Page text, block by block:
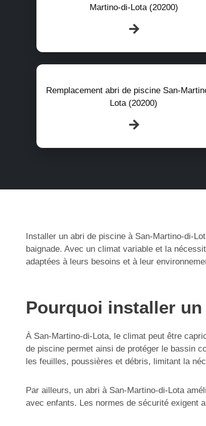
Martino-di-Lota (20200)
Remplacement abri de piscine San-
Lota (20200)
Installer un abri de piscine à San-Martino-di-
baignade. Avec un climat variable et la
adaptées à leurs besoins et à leur
Pourquoi installer
À San-Martino-di-Lota, le climat peut être
de piscine permet ainsi de protéger le bassin
les feuilles, poussières et débris, limitant la
Par ailleurs, un abri à San-Martino-di-Lota
avec enfants. Les normes de sécurité exigent